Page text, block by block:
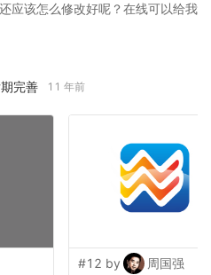
应该怎么修改好呢？在线可以给我
完善 11 年前
#12 by 周国强